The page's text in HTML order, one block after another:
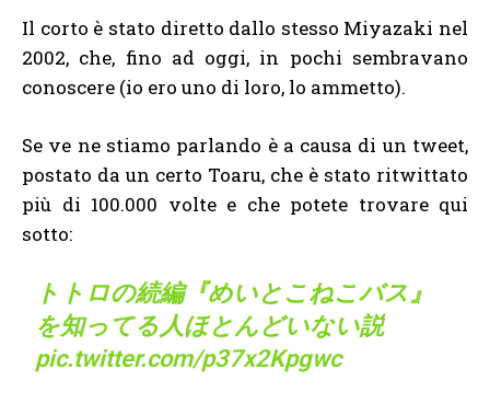
Il corto è stato diretto dallo stesso Miyazaki nel
2002, che, fino ad oggi, in pochi sembravano
conoscere (io ero uno di loro, lo ammetto).
Se ve ne stiamo parlando è a causa di un tweet,
postato da un certo Toaru, che è stato ritwittato
più di 100.000 volte e che potete trovare qui
sotto:
トトロの続編『めいとこねこバス』
を知ってる人ほとんどいない説
pic.twitter.com/p37x2Kpgwc